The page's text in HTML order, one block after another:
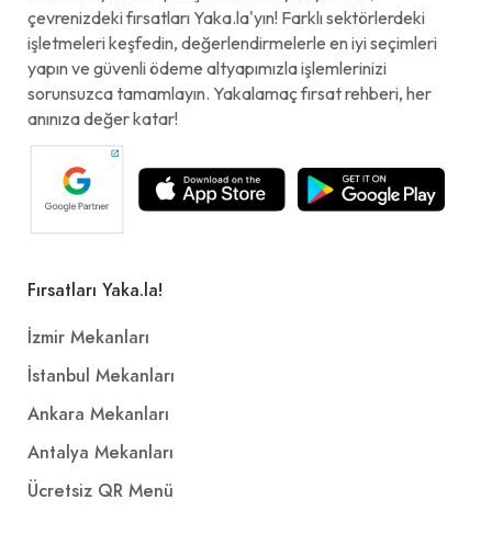
çevrenizdeki fırsatları Yaka.la'yın! Farklı sektörlerdeki
işletmeleri keşfedin, değerlendirmelerle en iyi seçimleri
yapın ve güvenli ödeme altyapımızla işlemlerinizi
sorunsuzca tamamlayın. Yakalamaç fırsat rehberi, her
anınıza değer katar!
Fırsatları Yaka.la!
İzmir Mekanları
İstanbul Mekanları
Ankara Mekanları
Antalya Mekanları
Ücretsiz QR Menü